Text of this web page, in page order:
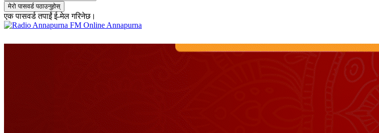
एक पासवर्ड तपाईं ई-मेल गरिनेछ।
Online Annapurna